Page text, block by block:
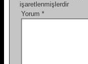
işaretlenmişlerdir
Yorum *